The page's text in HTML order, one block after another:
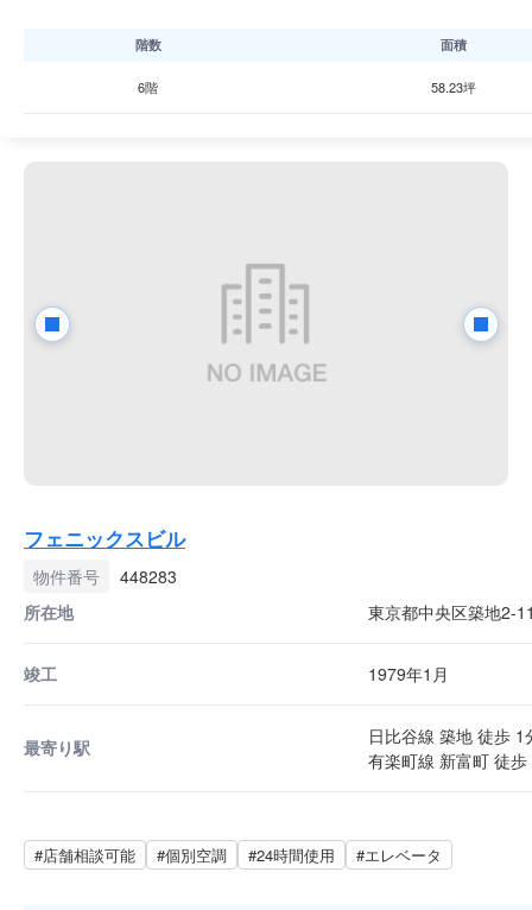
階数 面積
6階 58.23坪
フェニックスビル
物件番号
448283
所在地
東京都中央区築地2-
竣工 1979年1月
最寄り駅
日比谷線 築地 徒歩 1
有楽町線 新富町 徒歩
#店舗相談可能 #個別空調 #24時間使用 #エレベータ